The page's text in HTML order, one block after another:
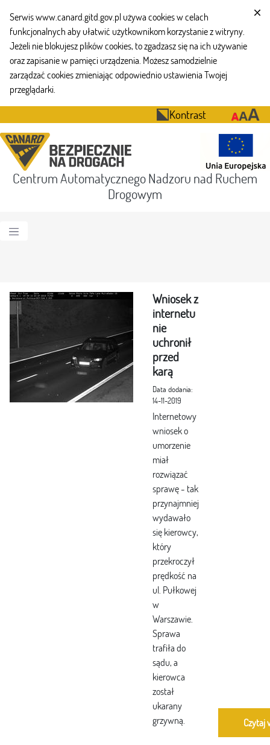
Serwis www.canard.gitd.gov.pl używa cookies w celach
funkcjonalnych aby ułatwić użytkownikom korzystanie z witryny.
Jeżeli nie blokujesz plików cookies, to zgadzasz się na ich używanie
oraz zapisanie w pamięci urządzenia. Możesz samodzielnie
zarządzać cookies zmieniając odpowiednio ustawienia Twojej
przeglądarki.
Kontrast
Centrum Automatycznego Nadzoru nad Ruchem
Drogowym
Wniosek z
internetu
nie
uchronił
przed
karą
Data dodania:
14-11-2019
Internetowy
wniosek o
umorzenie
miał
rozwiązać
sprawę - tak
przynajmniej
wydawało
się kierowcy,
który
przekroczył
prędkość na
ul. Pułkowej
w
Warszawie.
Sprawa
trafiła do
sądu, a
kierowca
został
ukarany
grzywną.
Czytaj